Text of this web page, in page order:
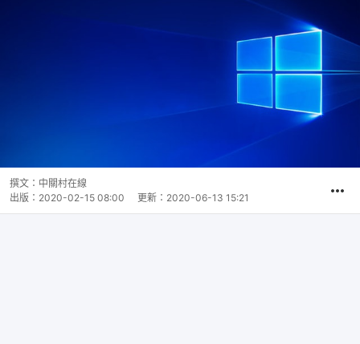
撰文： 中關村在線
出版： 2020-02-15 08:00 更新： 2020-06-13 15:21